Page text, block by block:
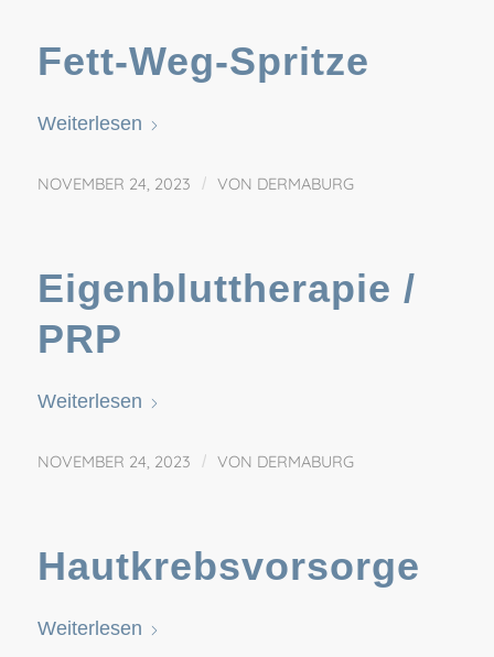
Fett-Weg-Spritze
Weiterlesen
NOVEMBER 24, 2023 / VON DERMABURG
Eigenbluttherapie /
PRP
Weiterlesen
NOVEMBER 24, 2023 / VON DERMABURG
Hautkrebsvorsorge
Weiterlesen